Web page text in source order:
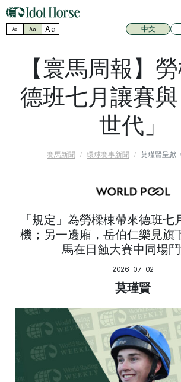
Aa Aa Aa 中文
【寰馬周報】勞
德班七月讓賽
世代」
賽馬新聞 環球賽事新聞 莫瑾賢呈獻
「規定」為勞樑棟帶來德班七
機；另一邊廂，岳伯仁樂見旗
馬在日蝕大賽中同場鬥
2026 07 02
莫瑾賢